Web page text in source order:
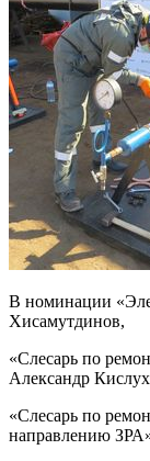
В номинации
Хисамутдинов,
«Слесарь по
Александр
«Слесарь по
направлению